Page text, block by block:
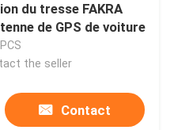
du tresse FAKRA
de GPS de voiture
the seller
Contact